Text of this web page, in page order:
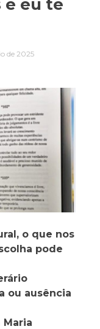
e eu te
de 2025
o que nos
pode
ou ausência